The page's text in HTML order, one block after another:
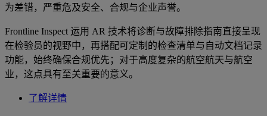
为差错，严重危及安全、合规与企业声誉。
Frontline Inspect 运用 AR 技术将诊断与故障排除指南直接呈现
在检验员的视野中，再搭配可定制的检查清单与自动文档记录
功能，始终确保合规优先；对于高度复杂的航空航天与航空
业，这点具有至关重要的意义。
了解详情